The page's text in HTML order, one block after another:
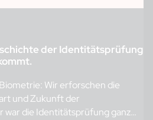
der Identitätsprüfung
Wir erforschen die
und Zukunft der
die Identitätsprüfung ganz